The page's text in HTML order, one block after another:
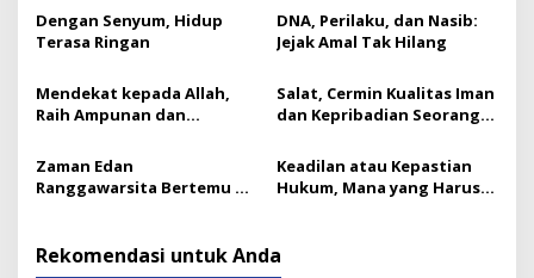
Dengan Senyum, Hidup
Terasa Ringan
DNA, Perilaku, dan Nasib:
Jejak Amal Tak Hilang
Mendekat kepada Allah,
Raih Ampunan dan
Salat, Cermin Kualitas Iman
dan Kepribadian Seorang
Zaman Edan
Ranggawarsita Bertemu Al-
Keadilan atau Kepastian
Hukum, Mana yang Harus
Rekomendasi untuk Anda